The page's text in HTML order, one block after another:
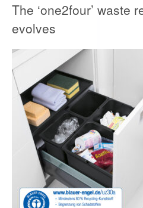
The ‘one2four’ waste
evolves